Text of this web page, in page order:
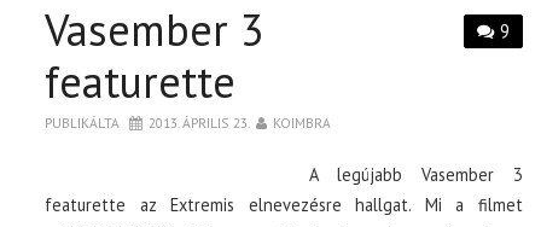
9
Vasember 3
featurette
PUBLIKÁLTA 2013. ÁPRILIS 23. KOIMBRA
A legújabb Vasember 3
featurette az Extremis elnevezésre hallgat. Mi a filmet